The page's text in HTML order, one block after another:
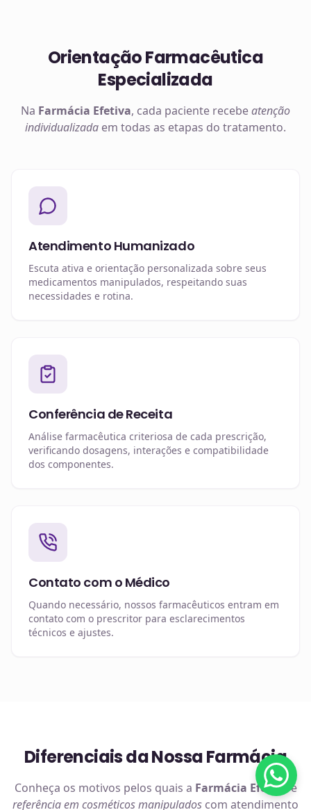
Orientação Farmacêutica
Especializada
Na Farmácia Efetiva, cada paciente recebeatenção
individualizada em todas as etapas do tratamento.
Atendimento Humanizado
Escuta ativa e orientação personalizada sobre seus
medicamentos manipulados, respeitando suas
necessidades e rotina.
Conferência de Receita
Análise farmacêutica criteriosa de cada prescrição,
verificando dosagens, interações e compatibilidade
dos componentes.
Contato com o Médico
Quando necessário, nossos farmacêuticos entram em
contato com o prescritor para esclarecimentos
técnicos e ajustes.
Diferenciais da Nossa Farmácia
Conheça os motivos pelos quais a Farmácia Efetivaé
referência em cosméticos manipulados com atendimento